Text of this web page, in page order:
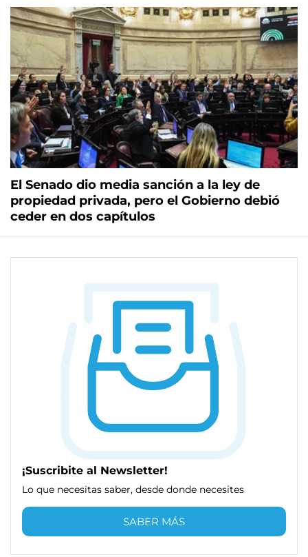
El Senado dio media sanción a la ley de
propiedad privada, pero el Gobierno debió
ceder en dos capítulos
¡Suscribite al Newsletter!
Lo que necesitas saber, desde donde necesites
SABER MÁS